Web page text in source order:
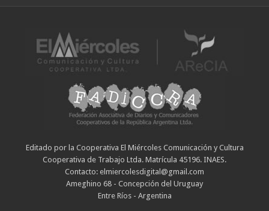
Editado por la Cooperativa El Miércoles Comunicación y Cultura
Cooperativa de Trabajo Ltda. Matrícula 45196. INAES.
Contacto: elmiercolesdigital@gmail.com
Ameghino 68 - Concepción del Uruguay
Entre Ríos - Argentina